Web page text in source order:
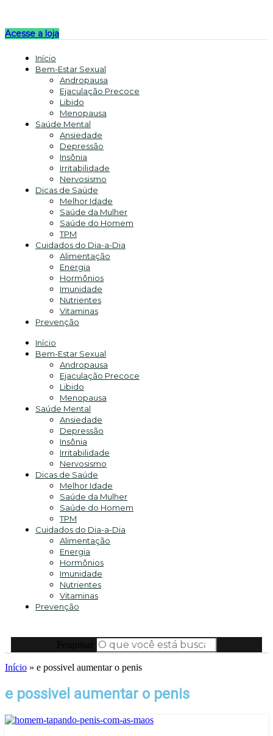
Acesse a loja
Início
Bem-Estar Sexual
Andropausa
Ejaculação Precoce
Libido
Menopausa
Saúde Mental
Ansiedade
Depressão
Insônia
Irritabilidade
Nervosismo
Dicas de Saúde
Melhor Idade
Saúde da Mulher
Saúde do Homem
TPM
Cuidados do Dia-a-Dia
Alimentação
Energia
Hormônios
Imunidade
Nutrientes
Vitaminas
Prevenção
Início
Bem-Estar Sexual
Andropausa
Ejaculação Precoce
Libido
Menopausa
Saúde Mental
Ansiedade
Depressão
Insônia
Irritabilidade
Nervosismo
Dicas de Saúde
Melhor Idade
Saúde da Mulher
Saúde do Homem
TPM
Cuidados do Dia-a-Dia
Alimentação
Energia
Hormônios
Imunidade
Nutrientes
Vitaminas
Prevenção
Início » e possivel aumentar o penis
e possivel aumentar o penis